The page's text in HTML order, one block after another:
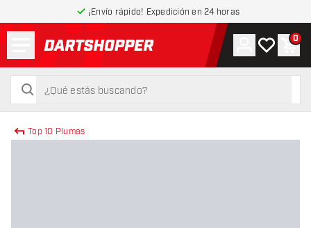
¡Envío rápido! Expedición en 24 horas
volver a la página de inicio
buscar
buscar
Cuenta
Mi lista de
0
Top 10 Plumas